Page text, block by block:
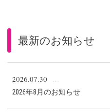
最新のお知らせ
2026.07.30
2026年8月のお知らせ